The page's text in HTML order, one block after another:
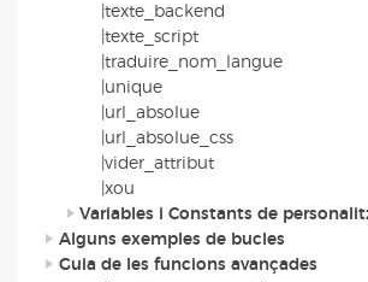
|texte_backend
|texte_script
|traduire_nom_langue
|unique
|url_absolue
|url_absolue_css
|vider_attribut
|xou
Variables i Constants de
Alguns exemples de bucles
Guia de les funcions avançades